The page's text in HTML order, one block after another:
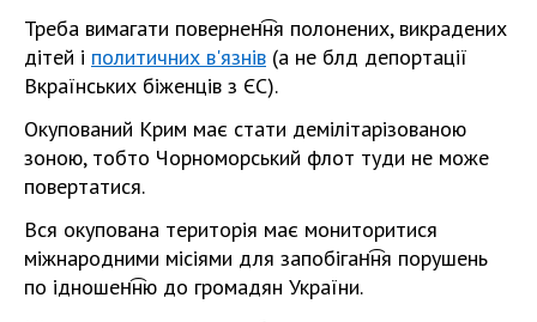
Треба вимагати повернен͡ня полонених, викрадених
дітей і политичних в'язнів (а не блд депортації
Вкраїнських біженців з ЄС).
Окупований Крим має стати демілітарізованою
зоною, тобто Чорноморський флот туди не може
повертатися.
Вся окупована територія має мониторитися
міжнародними місіями для запобіган͡ня порушень
по ѵідношен͡ню до громадян України.